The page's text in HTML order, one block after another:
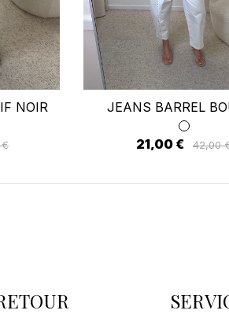
NOIR
€
JEANS BARREL
21,00 € 42,00
liste